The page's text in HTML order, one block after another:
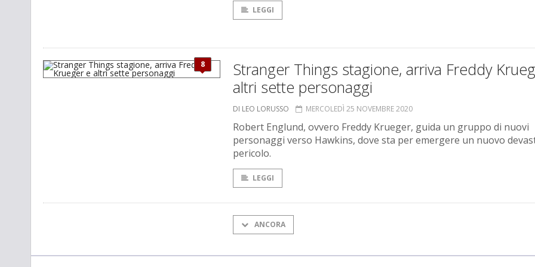
LEGGI
8
Stranger Things stagione, arriva Freddy
altri sette personaggi
DI LEO LORUSSO MERCOLEDÌ 25 NOVEMBRE 2020
Robert Englund, ovvero Freddy Krueger, guida un gruppo di nuovi
personaggi verso Hawkins, dove sta per emergere un nuovo
pericolo.
LEGGI
ANCORA